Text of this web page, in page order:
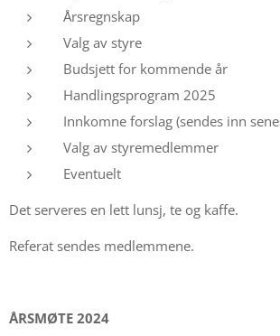
Årsregnskap
Valg av styre
Budsjett for kommende år
Handlingsprogram 2025
Innkomne forslag (sendes inn
Valg av styremedlemmer
Eventuelt
Det serveres en lett lunsj, te og kaffe.
Referat sendes medlemmene.
ÅRSMØTE 2024